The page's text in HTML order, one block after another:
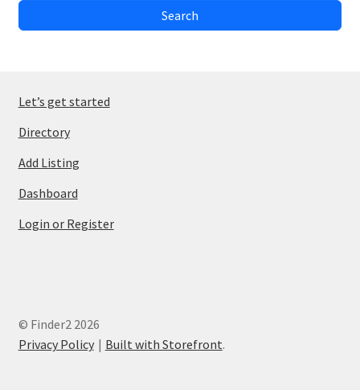
Search
Let’s get started
Directory
Add Listing
Dashboard
Login or Register
© Finder2 2026
Privacy Policy
Built with Storefront.